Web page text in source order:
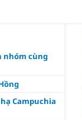
nhóm cùng
Campuchia